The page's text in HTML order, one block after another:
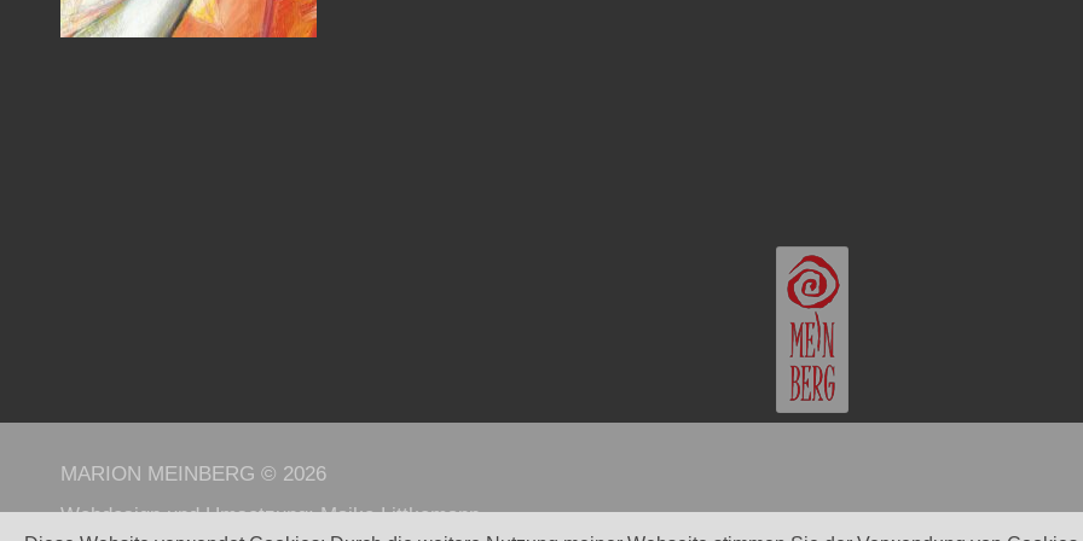
MARION MEINBERG © 2026
Webdesign und Umsetzung:Maike Littkemann